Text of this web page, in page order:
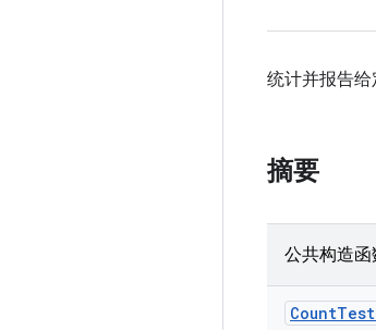
统计并报告给
摘要
公共构造函
CountTest